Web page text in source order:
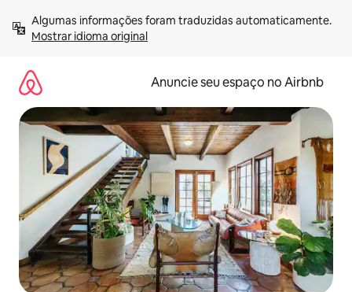
para
Mostrar idioma original
Anuncie seu espaço no Airbnb